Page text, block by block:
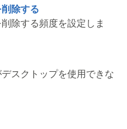
除する
除する頻度を設定しま
スクトップを使用できな